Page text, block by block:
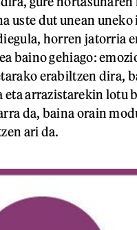
uste dut unean uneko
horren jatorria
baino gehiago:
erabiltzen dira,
eta arrazistarekin lotu
da, baina orain
ari da.